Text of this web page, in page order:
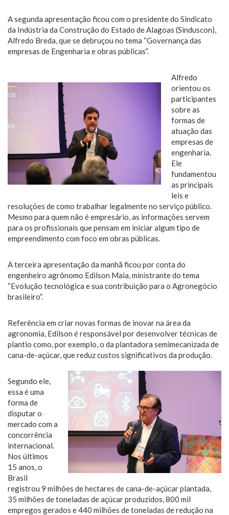
A segunda apresentação ficou com o presidente do Sindicato
da Indústria da Construção do Estado de Alagoas (Sinduscon),
Alfredo Breda, que se debruçou no tema “Governança das
empresas de Engenharia e obras públicas”.
Alfredo
orientou os
participantes
sobre as
formas de
atuação das
empresas de
engenharia.
Ele
fundamentou
as principais
leis e
resoluções de como trabalhar legalmente no serviço público.
Mesmo para quem não é empresário, as informações servem
para os profissionais que pensam em iniciar algum tipo de
empreendimento com foco em obras públicas.
A terceira apresentação da manhã ficou por conta do
engenheiro agrônomo Edilson Maia, ministrante do tema
“Evolução tecnológica e sua contribuição para o Agronegócio
brasileiro”.
Referência em criar novas formas de inovar na área da
agronomia, Edilson é responsável por desenvolver técnicas de
plantio como, por exemplo, o da plantadora semimecanizada de
cana-de-açúcar, que reduz custos significativos da produção.
Segundo ele,
essa é uma
forma de
disputar o
mercado com a
concorrência
internacional.
Nos últimos
15 anos, o
Brasil
registrou 9 milhões de hectares de cana-de-açúcar plantada,
35 milhões de toneladas de açúcar produzidos, 800 mil
empregos gerados e 440 milhões de toneladas de redução na